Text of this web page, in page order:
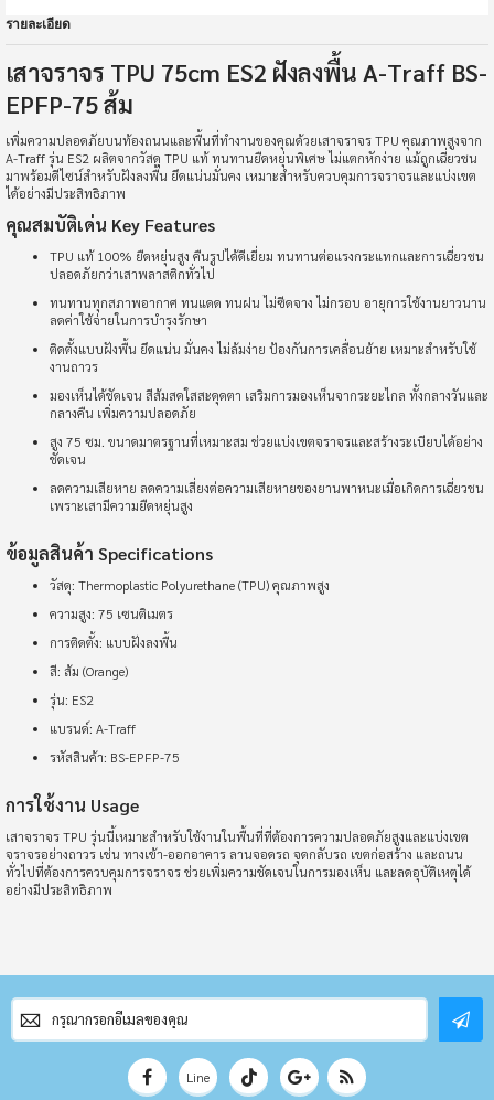
รายละเอียด
เสาจราจร TPU 75cm ES2 ฝังลงพื้น A-Traff BS-
EPFP-75 ส้ม
เพิ่มความปลอดภัยบนท้องถนนและพื้นที่ทำงานของคุณด้วยเสาจราจร TPU คุณภาพสูงจาก
A-Traff รุ่น ES2 ผลิตจากวัสดุ TPU แท้ ทนทานยืดหยุ่นพิเศษ ไม่แตกหักง่าย แม้ถูกเฉี่ยวชน
มาพร้อมดีไซน์สำหรับฝังลงพื้น ยึดแน่นมั่นคง เหมาะสำหรับควบคุมการจราจรและแบ่งเขต
ได้อย่างมีประสิทธิภาพ
คุณสมบัติเด่น Key Features
TPU แท้ 100% ยืดหยุ่นสูง คืนรูปได้ดีเยี่ยม ทนทานต่อแรงกระแทกและการเฉี่ยวชน
ปลอดภัยกว่าเสาพลาสติกทั่วไป
ทนทานทุกสภาพอากาศ ทนแดด ทนฝน ไม่ซีดจาง ไม่กรอบ อายุการใช้งานยาวนาน
ลดค่าใช้จ่ายในการบำรุงรักษา
ติดตั้งแบบฝังพื้น ยึดแน่น มั่นคง ไม่ล้มง่าย ป้องกันการเคลื่อนย้าย เหมาะสำหรับใช้
งานถาวร
มองเห็นได้ชัดเจน สีส้มสดใสสะดุดตา เสริมการมองเห็นจากระยะไกล ทั้งกลางวันและ
กลางคืน เพิ่มความปลอดภัย
สูง 75 ซม. ขนาดมาตรฐานที่เหมาะสม ช่วยแบ่งเขตจราจรและสร้างระเบียบได้อย่าง
ชัดเจน
ลดความเสียหาย ลดความเสี่ยงต่อความเสียหายของยานพาหนะเมื่อเกิดการเฉี่ยวชน
เพราะเสามีความยืดหยุ่นสูง
ข้อมูลสินค้า Specifications
วัสดุ: Thermoplastic Polyurethane (TPU) คุณภาพสูง
ความสูง: 75 เซนติเมตร
การติดตั้ง: แบบฝังลงพื้น
สี: ส้ม (Orange)
รุ่น: ES2
แบรนด์: A-Traff
รหัสสินค้า: BS-EPFP-75
การใช้งาน Usage
เสาจราจร TPU รุ่นนี้เหมาะสำหรับใช้งานในพื้นที่ที่ต้องการความปลอดภัยสูงและแบ่งเขต
จราจรอย่างถาวร เช่น ทางเข้า-ออกอาคาร ลานจอดรถ จุดกลับรถ เขตก่อสร้าง และถนน
ทั่วไปที่ต้องการควบคุมการจราจร ช่วยเพิ่มความชัดเจนในการมองเห็น และลดอุบัติเหตุได้
อย่างมีประสิทธิภาพ
สมัคร
สมาชิก
จดหมาย
Line